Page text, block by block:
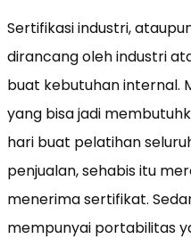
Sertifikasi industri,
dirancang oleh industri
buat kebutuhan internal.
yang bisa jadi
hari buat pelatihan
penjualan, sehabis itu
menerima sertifikat.
mempunyai portabilitas